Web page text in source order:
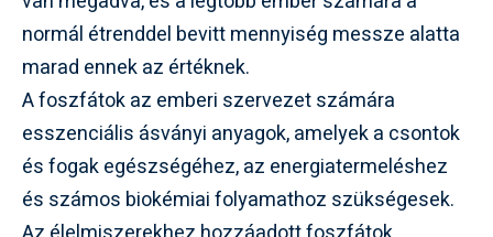
normál étrenddel bevitt mennyiség messze alatta
marad ennek az értéknek.
A foszfátok az emberi szervezet számára
esszenciális ásványi anyagok, amelyek a csontok
és fogak egészségéhez, az energiatermeléshez
és számos biokémiai folyamathoz szükségesek.